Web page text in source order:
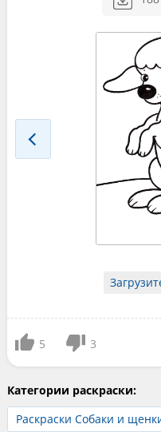
5 3
Категории раскраски:
Раскраски Собаки и